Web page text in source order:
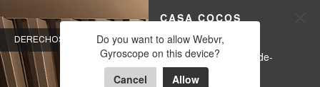
CASA COCOS
Recepcción-de-
mercancía
DERECHOS RESERVADOS A PROINOX
Do you want to allow Webvr,
Gyroscope on this device?
Cancel
Allow
CASA COCOS
Powered by Lapentor - the best Virtual Tour Software